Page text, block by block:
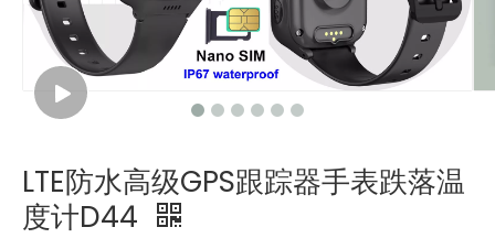
LTE防水高级GPS跟踪器手表跌落温
度计D44